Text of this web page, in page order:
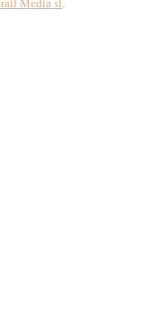
Media sl